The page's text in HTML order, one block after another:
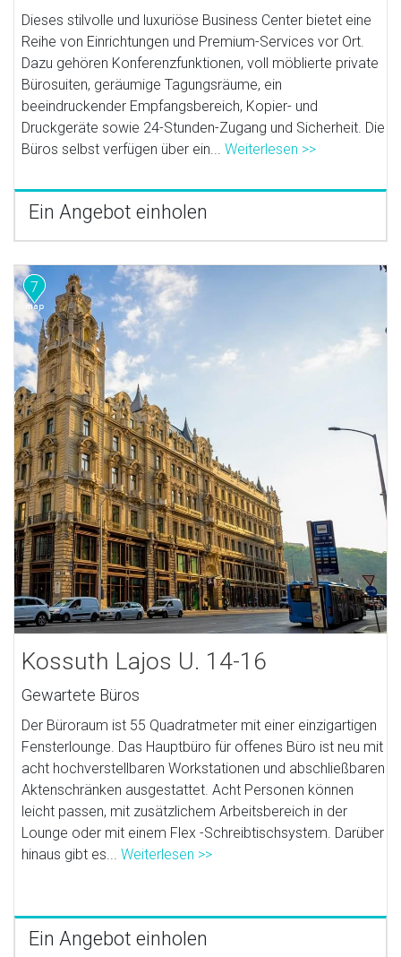
Dieses stilvolle und luxuriöse Business Center bietet eine
Reihe von Einrichtungen und Premium-Services vor Ort.
Dazu gehören Konferenzfunktionen, voll möblierte private
Bürosuiten, geräumige Tagungsräume, ein
beeindruckender Empfangsbereich, Kopier- und
Druckgeräte sowie 24-Stunden-Zugang und Sicherheit. Die
Büros selbst verfügen über ein...Weiterlesen >>
Ein Angebot einholen
7
Kossuth Lajos U. 14-16
Gewartete Büros
Der Büroraum ist 55 Quadratmeter mit einer einzigartigen
Fensterlounge. Das Hauptbüro für offenes Büro ist neu mit
acht hochverstellbaren Workstationen und abschließbaren
Aktenschränken ausgestattet. Acht Personen können
leicht passen, mit zusätzlichem Arbeitsbereich in der
Lounge oder mit einem Flex -Schreibtischsystem. Darüber
hinaus gibt es...Weiterlesen >>
Ein Angebot einholen